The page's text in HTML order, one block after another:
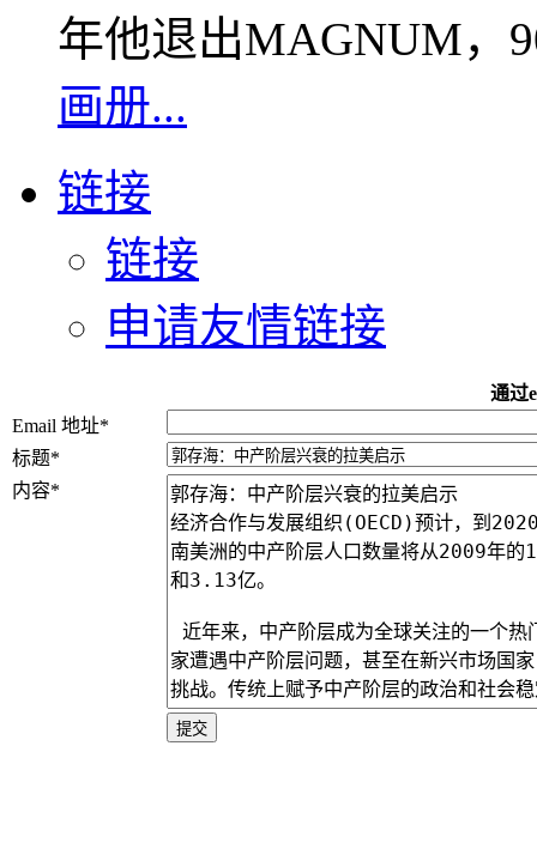
年他退出MAGNUM，
画册...
链接
链接
申请友情链接
通过
Email 地址*
标题*
内容*